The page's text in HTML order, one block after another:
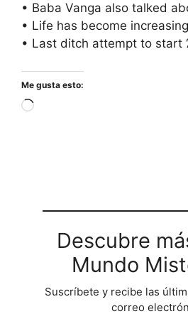
• Baba Vanga also talked
• Life has become
• Last ditch attempt to start
Me gusta esto:
Cargando...
Descubre
Mundo
Suscríbete y recibe las
correo